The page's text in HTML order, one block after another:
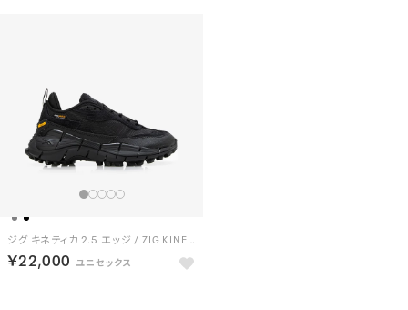
ジグ キネティカ 2.5 エッジ / ZIG KINETICA 2.5 EDGE （ブラック）
￥22,000